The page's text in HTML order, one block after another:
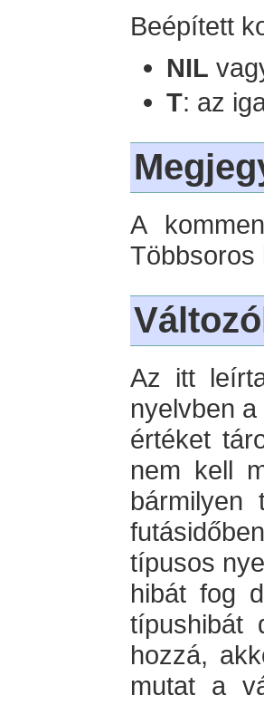
Beépített
NIL
T: az
A
Többsoros
Az itt
nyelvben
értéket
nem kell
típusos
hibát fog
típushibát
hozzá,
mutat a